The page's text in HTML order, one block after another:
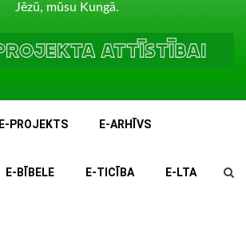
Jēzū, mūsu Kungā.
E-PROJEKTS E-ARHĪVS
E-BĪBELE E-TICĪBA E-LTA